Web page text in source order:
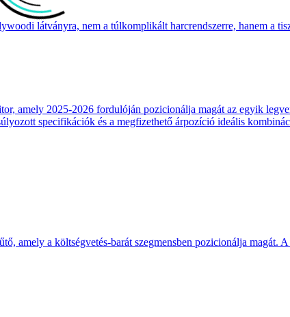
látványra, nem a túlkomplikált harcrendszerre, hanem a
2025-2026 fordulóján pozicionálja magát az egyik
specifikációk és a megfizethető árpozíció ideális
a költségvetés-barát szegmensben pozicionálja magát.